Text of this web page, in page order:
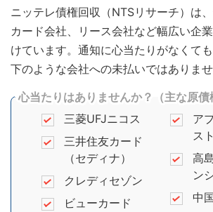
ニッテレ債権回収（NTSリサーチ）は
カード会社、リース会社など幅広い企
けています。通知に心当たりがなくて
下のような会社への未払いではありま
心当たりはありませんか？（主な原債
三菱UFJニコス
三井住友カード
（セディナ）
クレディセゾン
ビューカード
ア
ス
高
ン
中